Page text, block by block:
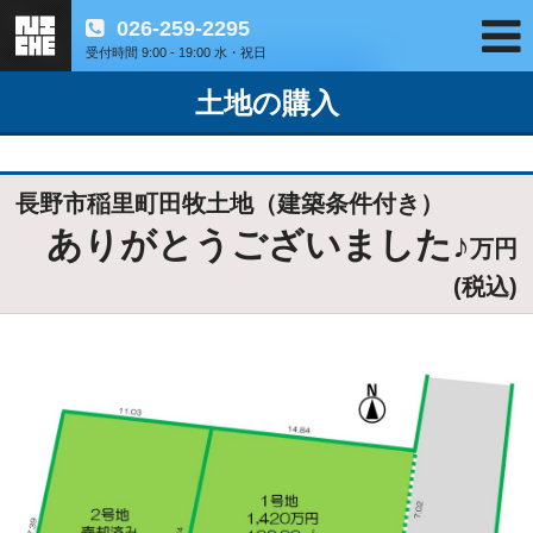
026-259-2295
受付時間 9:00 - 19:00 水・祝日
土地の購入
長野市稲里町田牧土地（建築条件付き）
ありがとうございました♪万円
(税込)